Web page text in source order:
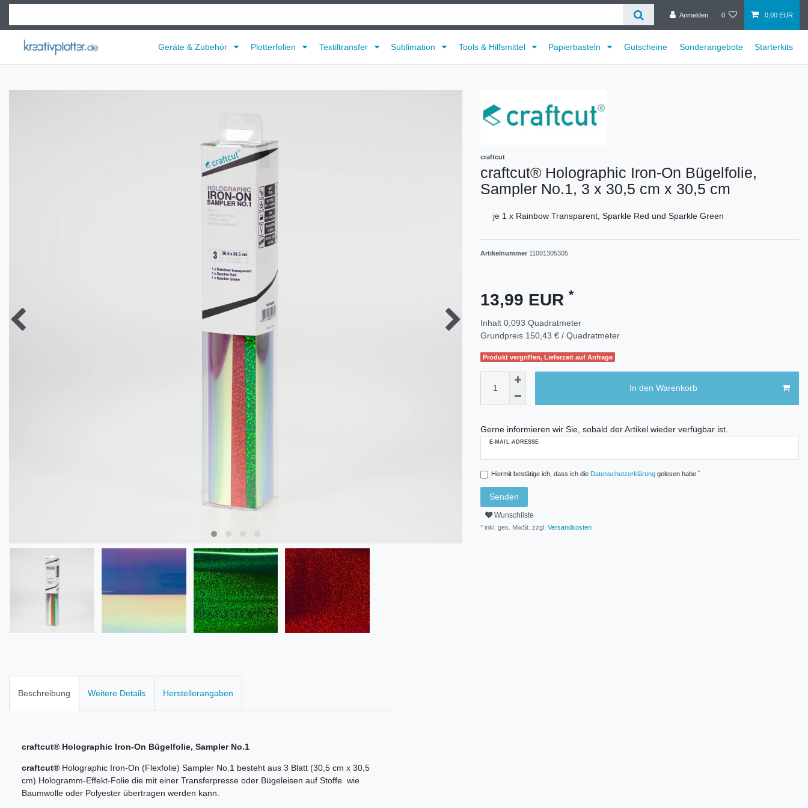
Anmelden 0 0,00 EUR
Geräte & Zubehör Plotterfolien Textiltransfer Sublimation Tools & Hilfsmittel Papierbasteln Gutscheine Sonderangebote Starterkits
craftcut
craftcut® Holographic Iron-On Bügelfolie,
Sampler No.1, 3 x 30,5 cm x 30,5 cm
je 1 x Rainbow Transparent, Sparkle Red und Sparkle Green
Artikelnummer 11001305305
13,99 EUR *
Inhalt 0,093 Quadratmeter
Grundpreis 150,43 € / Quadratmeter
Produkt vergriffen, Lieferzeit auf Anfrage
In den Warenkorb
Gerne informieren wir Sie, sobald der Artikel wieder verfügbar ist.
E-MAIL-ADRESSE
Hiermit bestätige ich, dass ich die Daten­schutz­erklärunggelesen habe. *
Senden
Wunschliste
* inkl. ges. MwSt. zzgl. Versandkosten
Beschreibung Weitere Details Herstellerangaben
craftcut® Holographic Iron-On Bügelfolie, Sampler No.1
craftcut® Holographic Iron-On (Flexfolie) Sampler No.1 besteht aus 3 Blatt (30,5 cm x 30,5
cm) Hologramm-Effekt-Folie die mit einer Transferpresse oder Bügeleisen auf Stoffe wie
Baumwolle oder Polyester übertragen werden kann.